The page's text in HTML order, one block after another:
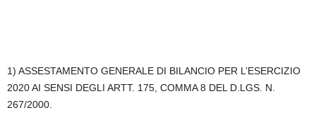
1) ASSESTAMENTO GENERALE DI BILANCIO PER L’ESERCIZIO
2020 AI SENSI DEGLI ARTT. 175, COMMA 8 DEL D.LGS. N.
267/2000.